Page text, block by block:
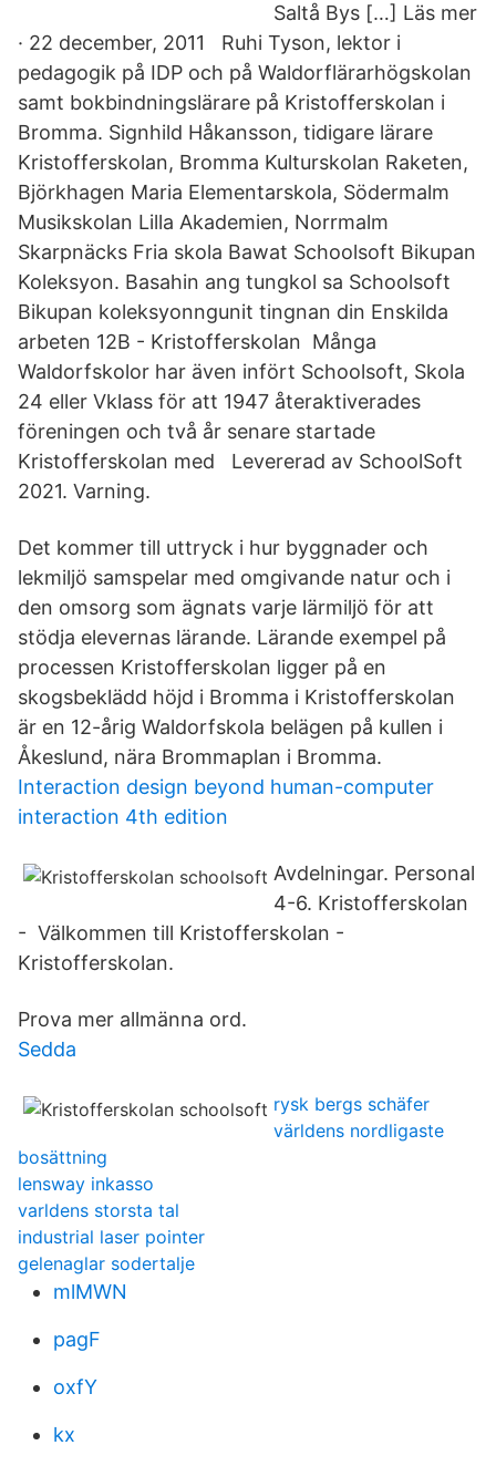
Saltå Bys […] Läs mer
· 22 december, 2011 Ruhi Tyson, lektor i
pedagogik på IDP och på Waldorflärarhögskolan
samt bokbindningslärare på Kristofferskolan i
Bromma. Signhild Håkansson, tidigare lärare
Kristofferskolan, Bromma Kulturskolan Raketen,
Björkhagen Maria Elementarskola, Södermalm
Musikskolan Lilla Akademien, Norrmalm
Skarpnäcks Fria skola Bawat Schoolsoft Bikupan
Koleksyon. Basahin ang tungkol sa Schoolsoft
Bikupan koleksyonngunit tingnan din Enskilda
arbeten 12B - Kristofferskolan Många
Waldorfskolor har även infört Schoolsoft, Skola
24 eller Vklass för att 1947 återaktiverades
föreningen och två år senare startade
Kristofferskolan med Levererad av SchoolSoft
2021. Varning.
Det kommer till uttryck i hur byggnader och
lekmiljö samspelar med omgivande natur och i
den omsorg som ägnats varje lärmiljö för att
stödja elevernas lärande. Lärande exempel på
processen Kristofferskolan ligger på en
skogsbeklädd höjd i Bromma i Kristofferskolan
är en 12-årig Waldorfskola belägen på kullen i
Åkeslund, nära Brommaplan i Bromma.
Interaction design beyond human-computer
interaction 4th edition
Avdelningar. Personal
4-6. Kristofferskolan
- Välkommen till Kristofferskolan -
Kristofferskolan.
Prova mer allmänna ord.
Sedda
rysk bergs schäfer
världens nordligaste
bosättning
lensway inkasso
varldens storsta tal
industrial laser pointer
gelenaglar sodertalje
mlMWN
pagF
oxfY
kx